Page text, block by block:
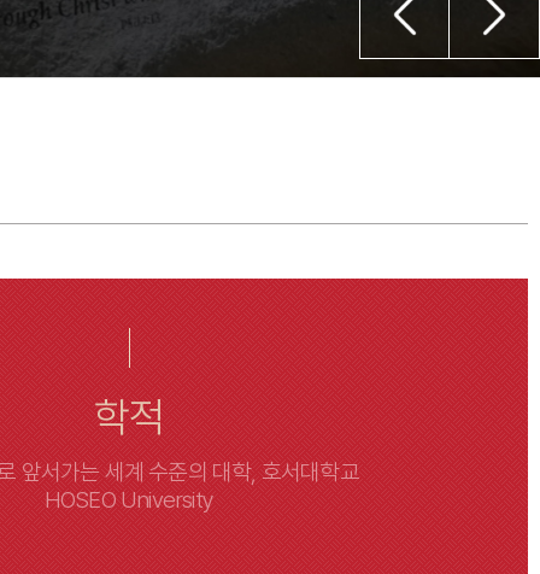
학적
앞서가는 세계 수준의 대학, 호서대학교
HOSEO University